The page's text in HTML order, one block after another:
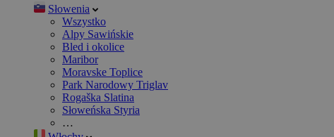
Słowenia
Wszystko
Alpy Sawińskie
Bled i okolice
Maribor
Moravske Toplice
Park Narodowy Triglav
Rogaška Slatina
Słoweńska Styria
…